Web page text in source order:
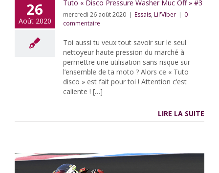
26
Août 2020
Tuto « Disco Pressure Washer Muc Off » #3
mercredi 26 août 2020 | Essais, Lil'Viber | 0
commentaire
Toi aussi tu veux tout savoir sur le seul
nettoyeur haute pression du marché à
permettre une utilisation sans risque sur
l’ensemble de ta moto ? Alors ce « Tuto
disco » est fait pour toi ! Attention c’est
caliente ! […]
LIRE LA SUITE